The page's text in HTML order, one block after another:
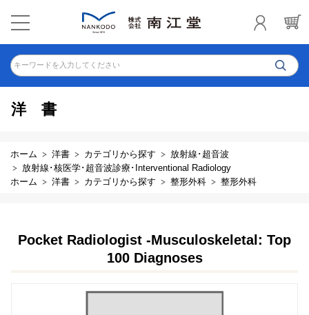
キーワードを入力してください
洋書
ホーム 洋書 カテゴリから探す
放射線･超音波
放射線･核医学･超音波診療･Interventional Radiology
ホーム
洋書 カテゴリから探す 整形外科 整形外科
Pocket Radiologist -Musculoskeletal: Top
100 Diagnoses